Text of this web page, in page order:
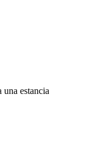
una estancia